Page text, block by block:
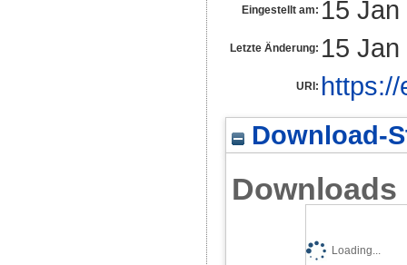
Eingestellt am: 15
Letzte Änderung: 15
URI:
Download-
Downloads
Loading...